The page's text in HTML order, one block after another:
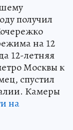
получил
на 12
12-летняя
Москвы к
спустил
Камеры
на